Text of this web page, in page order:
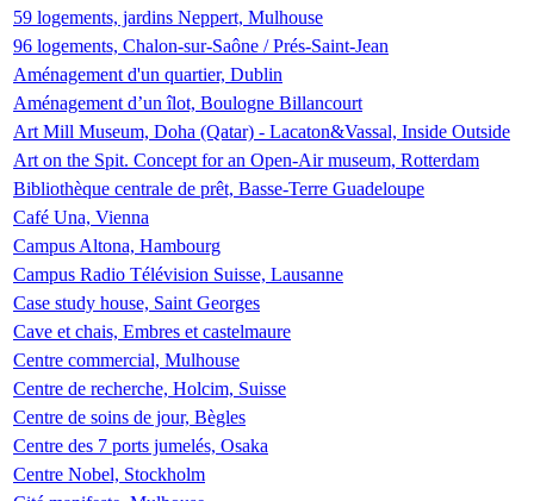
59 logements, jardins Neppert, Mulhouse
96 logements, Chalon-sur-Saône / Prés-Saint-Jean
Aménagement d'un quartier, Dublin
Aménagement d’un îlot, Boulogne Billancourt
Art Mill Museum, Doha (Qatar) - Lacaton&Vassal, Inside Outside
Art on the Spit. Concept for an Open-Air museum, Rotterdam
Bibliothèque centrale de prêt, Basse-Terre Guadeloupe
Café Una, Vienna
Campus Altona, Hambourg
Campus Radio Télévision Suisse, Lausanne
Case study house, Saint Georges
Cave et chais, Embres et castelmaure
Centre commercial, Mulhouse
Centre de recherche, Holcim, Suisse
Centre de soins de jour, Bègles
Centre des 7 ports jumelés, Osaka
Centre Nobel, Stockholm